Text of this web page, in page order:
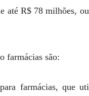
R$ 78 milhões,
farmácias são:
farmácias, que